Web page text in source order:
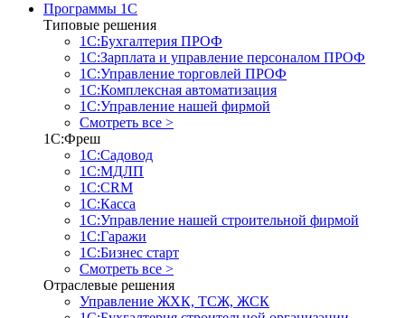
Программы 1С
Типовые решения
1С:Бухгалтерия ПРОФ
1С:Зарплата и управление персоналом ПРОФ
1С:Управление торговлей ПРОФ
1С:Комплексная автоматизация
1С:Управление нашей фирмой
Смотреть все >
1С:Фреш
1С:Садовод
1С:МДЛП
1С:CRM
1С:Касса
1С:Управление нашей строительной фирмой
1С:Гаражи
1С:Бизнес старт
Смотреть все >
Отраслевые решения
Управление ЖХК, ТСЖ, ЖСК